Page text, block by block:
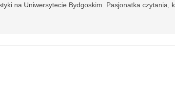
na Uniwersytecie Bydgoskim. Pasjonatka czytania,